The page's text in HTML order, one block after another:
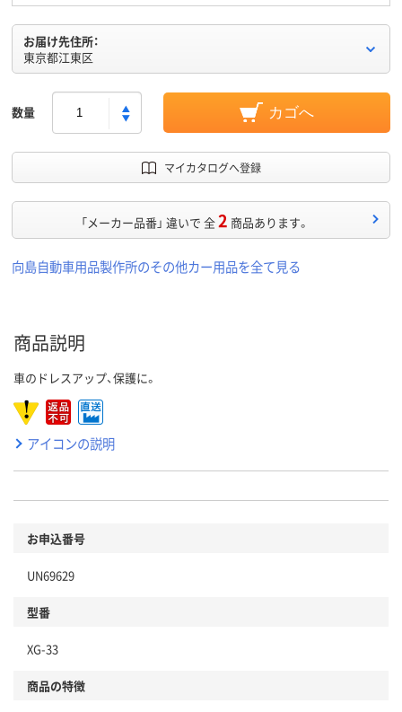
お届け先住所：
東京都江東区
数量 カゴへ
マイカタログへ登録
「メーカー品番」 違いで 全2 商品あります。
向島自動車用品製作所のその他カー用品を全て見る
商品説明
車のドレスアップ、保護に。
アイコンの説明
お申込番号
UN69629
型番
XG-33
商品の特徴